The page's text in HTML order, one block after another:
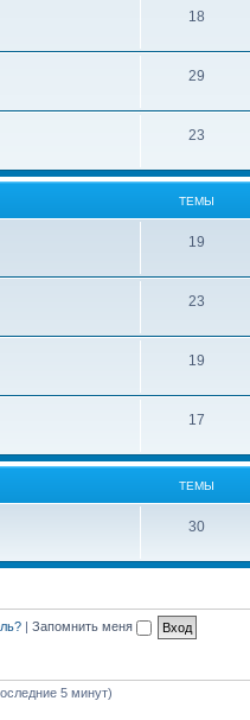
18
29
23
ТЕМЫ
19
23
19
17
ТЕМЫ
30
| Запомнить меня
5 минут)